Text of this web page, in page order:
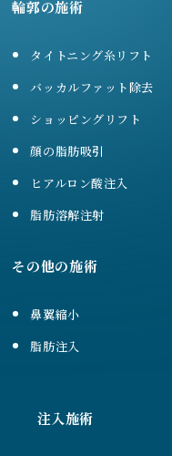
輪郭の施術
タイトニング糸リフト
バッカルファット除去
ショッピングリフト
顔の脂肪吸引
ヒアルロン酸注入
脂肪溶解注射
その他の施術
鼻翼縮小
脂肪注入
注入施術